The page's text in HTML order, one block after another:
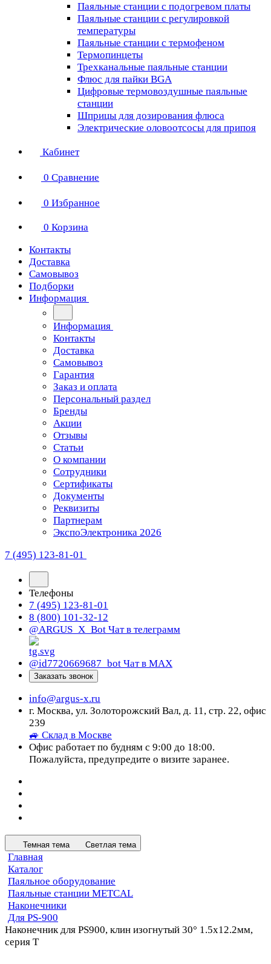
Паяльные станции с подогревом платы
Паяльные станции с регулировкой
температуры
Паяльные станции с термофеном
Термопинцеты
Трехканальные паяльные станции
Флюс для пайки BGA
Цифровые термовоздушные паяльные
станции
Шприцы для дозирования флюса
Электрические оловоотсосы для припоя
Кабинет
0 Сравнение
0 Избранное
0 Корзина
Контакты
Доставка
Самовывоз
Подборки
Информация
Информация
Контакты
Доставка
Самовывоз
Гарантия
Заказ и оплата
Персональный раздел
Бренды
Акции
Отзывы
Статьи
О компании
Сотрудники
Сертификаты
Документы
Реквизиты
Партнерам
ЭкспоЭлектроника 2026
7 (495) 123-81-01
Телефоны
7 (495) 123-81-01
8 (800) 101-32-12
@ARGUS_X_Bot Чат в телеграмм
@id7720669687_bot Чат в МАХ
Заказать звонок
info@argus-x.ru
г. Москва, ул. Золоторожский Вал, д. 11, стр. 22, офис
239
🚙 Склад в Москве
Офис работает по будням с 9:00 до 18:00.
Пожалуйста, предупредите о визите заранее.
Темная тема Светлая тема
Главная
Каталог
Паяльное оборудование
Паяльные станции METCAL
Наконечники
Для PS-900
Наконечник для PS900, клин изогнутый 30° 1.5х12.2мм,
серия T